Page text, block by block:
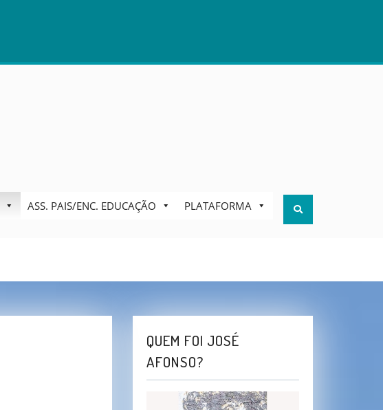
ASS. PAIS/ENC. EDUCAÇÃO PLATAFORMA Search
QUEM FOI JOSÉ
AFONSO?